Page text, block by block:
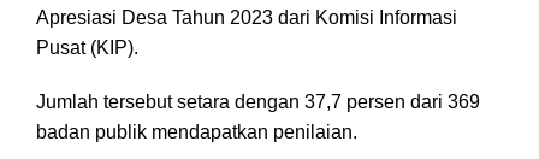
Apresiasi Desa Tahun 2023 dari Komisi Informasi
Pusat (KIP).
Jumlah tersebut setara dengan 37,7 persen dari 369
badan publik mendapatkan penilaian.